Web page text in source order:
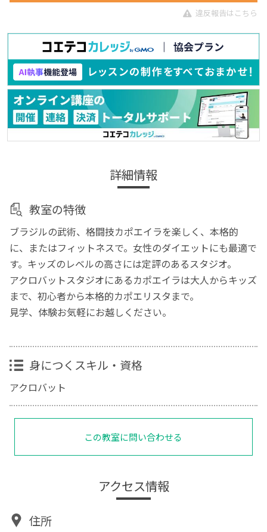
違反報告はこちら
詳細情報
教室の特徴
ブラジルの武術、格闘技カポエイラを楽しく、本格的
に、またはフィットネスで。女性のダイエットにも最適で
す。キッズのレベルの高さには定評のあるスタジオ。
アクロバットスタジオにあるカポエイラは大人からキッズ
まで、初心者から本格的カポエリスタまで。
見学、体験お気軽にお越しください。
身につくスキル・資格
アクロバット
この教室に問い合わせる
アクセス情報
住所